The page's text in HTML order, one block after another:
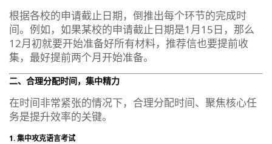
根据各校的申请截止日期，倒推出每个环节的完成时
间。例如，如果某校的申请截止日期是1月15日，那么
12月初就要开始准备好所有材料，推荐信也要提前收
集，最好提前两个月开始准备。
二、合理分配时间，集中精力
在时间非常紧张的情况下，合理分配时间、聚焦核心任
务是提升效率的关键。
1. 集中攻克语言考试